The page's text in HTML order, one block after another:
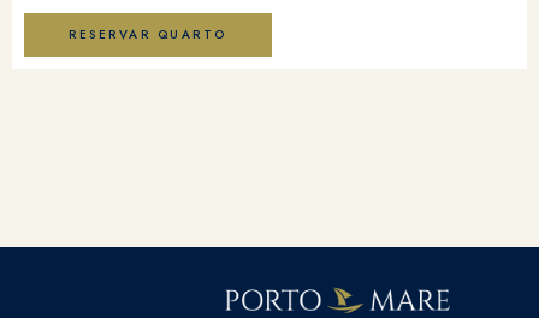
RESERVAR QUARTO